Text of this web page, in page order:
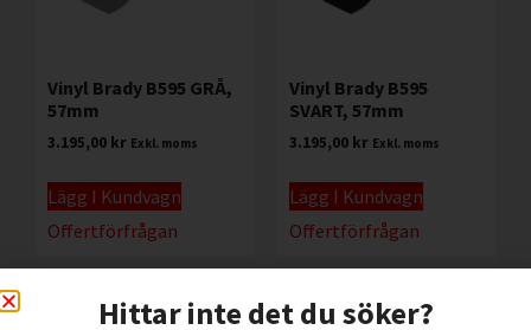
Vinyl Brady B595 GRÅ,
57mm
3.195,00 kr Exkl. moms
Lägg I Kundvagn
Offertförfrågan
Vinyl Brady B595
SVART, 57mm
3.195,00 kr Exkl. moms
Lägg I Kundvagn
Offertförfrågan
Hittar inte det du söker?